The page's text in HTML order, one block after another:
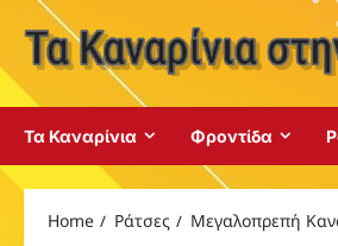
content
Τα Καναρίνια Φροντίδα
Home Ράτσες Μεγαλοπρεπή